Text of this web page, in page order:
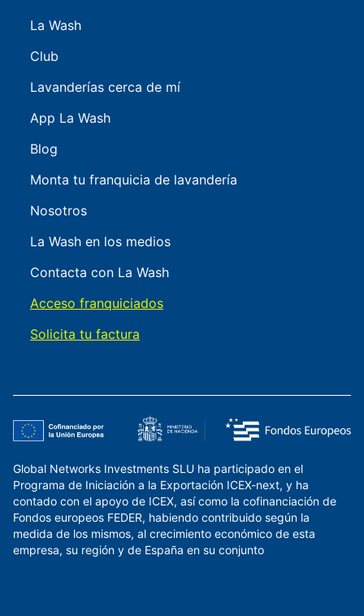
La Wash
Club
Lavanderías cerca de mí
App La Wash
Blog
Monta tu franquicia de lavandería
Nosotros
La Wash en los medios
Contacta con La Wash
Acceso franquiciados
Solicita tu factura
Global Networks Investments SLU ha participado en el
Programa de Iniciación a la Exportación ICEX-next, y ha
contado con el apoyo de ICEX, así como la cofinanciación de
Fondos europeos FEDER, habiendo contribuido según la
medida de los mismos, al crecimiento económico de esta
empresa, su región y de España en su conjunto